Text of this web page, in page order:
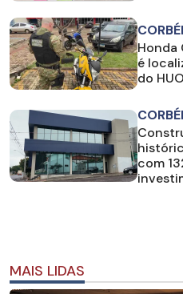
Honda
é
do
com
MAIS LIDAS